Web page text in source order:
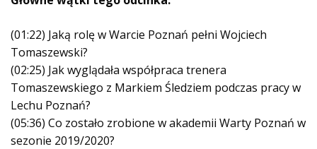
(01:22) Jaką rolę w Warcie Poznań pełni Wojciech
Tomaszewski?
(02:25) Jak wyglądała współpraca trenera
Tomaszewskiego z Markiem Śledziem podczas pracy w
Lechu Poznań?
(05:36) Co zostało zrobione w akademii Warty Poznań w
sezonie 2019/2020?